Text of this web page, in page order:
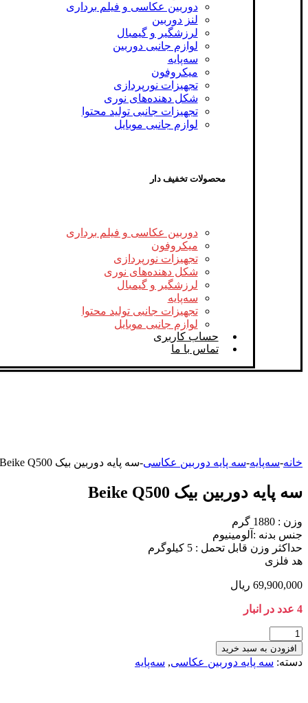
دوربین عکاسی و فیلم برداری
لنز دوربین
لرزشگیر و گیمبال
لوازم جانبی دوربین
سه‌پایه
میکروفون
تجهیزات نورپردازی
شکل‌ دهنده‌های نوری
تجهیزات جانبی تولید محتوا
لوازم جانبی موبایل
محصولات تخفیف دار
دوربین عکاسی و فیلم برداری
میکروفون
تجهیزات نورپردازی
شکل‌ دهنده‌های نوری
لرزشگیر و گیمبال
سه‌پایه
تجهیزات جانبی تولید محتوا
لوازم جانبی موبایل
حساب کاربری
تماس با ما
خانه-سه‌پایه-سه پایه دوربین عکاسی-سه پایه دوربین بیک Beike Q500
سه پایه دوربین بیک Beike Q500
وزن : 1880 گرم
جنس بدنه :آلومینیوم
حداکثر وزن قابل تحمل : 5 کیلوگرم
هد فلزی
69,900,000 ریال
4 عدد در انبار
سه
پایه
دوربین
افزودن به سبد خرید
دسته: سه پایه دوربین عکاسی, سه‌پایه